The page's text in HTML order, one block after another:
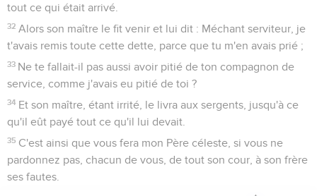
tout ce qui était arrivé.
32 Alors son maître le fit venir et lui dit : Méchant serviteur, je
t'avais remis toute cette dette, parce que tu m'en avais prié ;
33 Ne te fallait-il pas aussi avoir pitié de ton compagnon de
service, comme j'avais eu pitié de toi ?
34 Et son maître, étant irrité, le livra aux sergents, jusqu'à ce
qu'il eût payé tout ce qu'il lui devait.
35 C'est ainsi que vous fera mon Père céleste, si vous ne
pardonnez pas, chacun de vous, de tout son cour, à son frère
ses fautes.